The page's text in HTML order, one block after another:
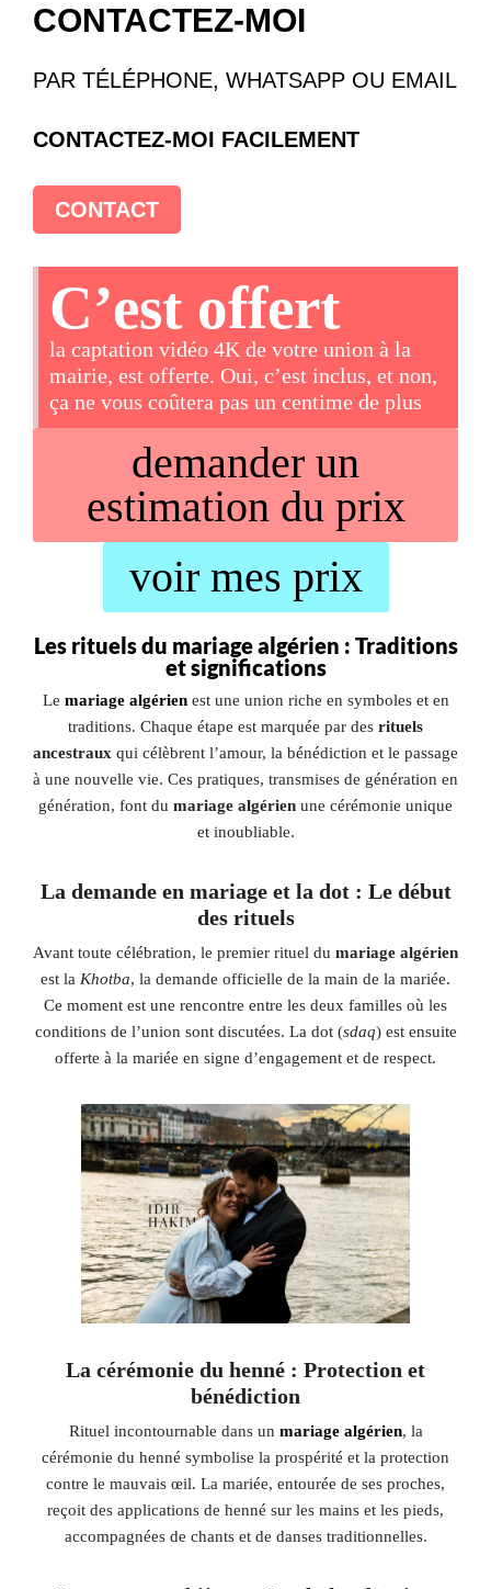
CONTACTEZ-MOI
PAR TÉLÉPHONE, WHATSAPP OU EMAIL
CONTACTEZ-MOI FACILEMENT
CONTACT
C’est offert
la captation vidéo 4K de votre union à la
mairie, est offerte. Oui, c’est inclus, et non,
ça ne vous coûtera pas un centime de plus
demander un
estimation du prix
voir mes prix
Les rituels du mariage algérien : Traditions
et significations
Le mariage algérienest une union riche en symboles et en
traditions. Chaque étape est marquée par des rituels
ancestraux qui célèbrent l’amour, la bénédiction et le passage
à une nouvelle vie. Ces pratiques, transmises de génération en
génération, font du mariage algérien une cérémonie unique
et inoubliable.
La demande en mariage et la dot : Le début
des rituels
Avant toute célébration, le premier rituel du mariage algérien
est la Khotba, la demande officielle de la main de la mariée.
Ce moment est une rencontre entre les deux familles où les
conditions de l’union sont discutées. La dot (sdaq) est ensuite
offerte à la mariée en signe d’engagement et de respect.
La cérémonie du henné : Protection et
bénédiction
Rituel incontournable dans un mariage algérien, la
cérémonie du henné symbolise la prospérité et la protection
contre le mauvais œil. La mariée, entourée de ses proches,
reçoit des applications de henné sur les mains et les pieds,
accompagnées de chants et de danses traditionnelles.